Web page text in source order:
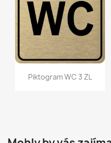
Rychlý náhled
Piktogram WC 3 ZL